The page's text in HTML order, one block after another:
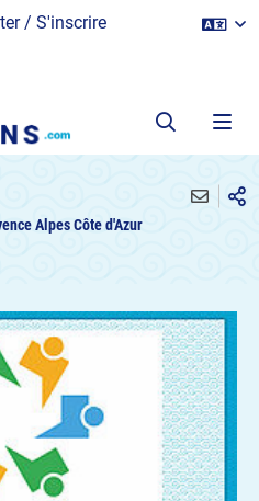
/ S'inscrire
Alpes Côte d'Azur